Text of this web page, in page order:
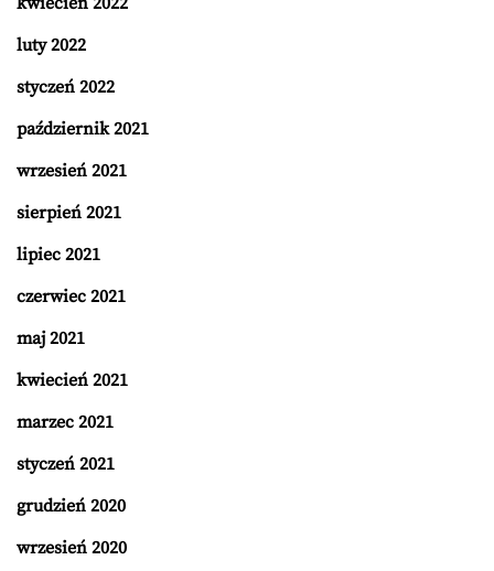
luty 2022
styczeń 2022
październik 2021
wrzesień 2021
sierpień 2021
lipiec 2021
czerwiec 2021
maj 2021
kwiecień 2021
marzec 2021
styczeń 2021
grudzień 2020
wrzesień 2020